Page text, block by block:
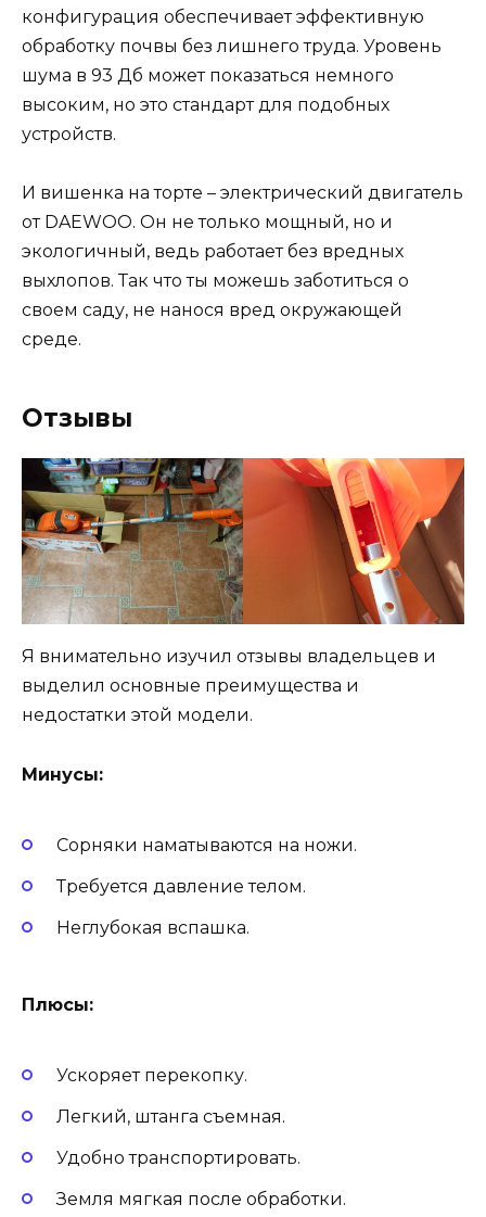
конфигурация обеспечивает эффективную
обработку почвы без лишнего труда. Уровень
шума в 93 Дб может показаться немного
высоким, но это стандарт для подобных
устройств.
И вишенка на торте – электрический двигатель
от DAEWOO. Он не только мощный, но и
экологичный, ведь работает без вредных
выхлопов. Так что ты можешь заботиться о
своем саду, не нанося вред окружающей
среде.
Отзывы
Я внимательно изучил отзывы владельцев и
выделил основные преимущества и
недостатки этой модели.
Минусы:
Сорняки наматываются на ножи.
Требуется давление телом.
Неглубокая вспашка.
Плюсы:
Ускоряет перекопку.
Легкий, штанга съемная.
Удобно транспортировать.
Земля мягкая после обработки.